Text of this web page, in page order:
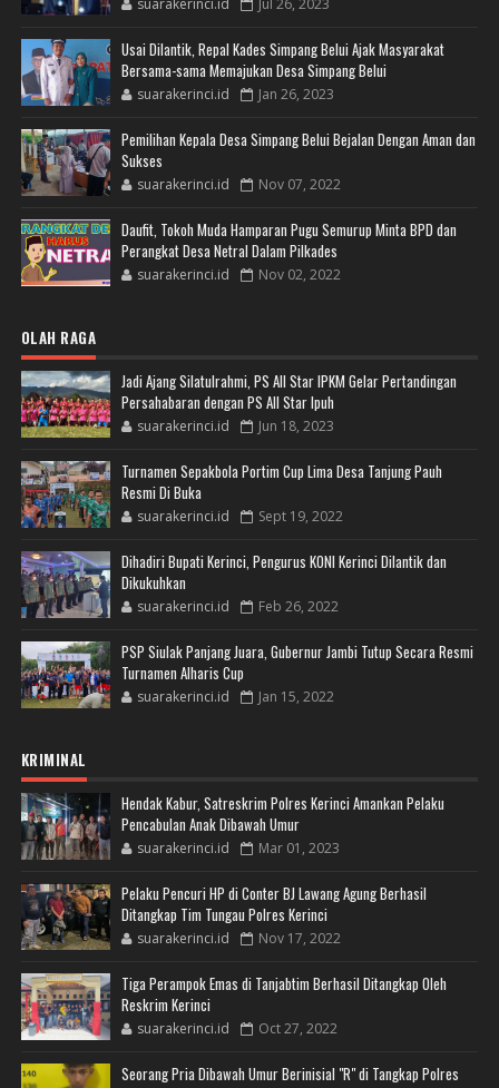
suarakerinci.id Jul 26, 2023
Usai Dilantik, Repal Kades Simpang Belui Ajak Masyarakat
Bersama-sama Memajukan Desa Simpang Belui
suarakerinci.id Jan 26, 2023
Pemilihan Kepala Desa Simpang Belui Bejalan Dengan Aman dan
Sukses
suarakerinci.id Nov 07, 2022
Daufit, Tokoh Muda Hamparan Pugu Semurup Minta BPD dan
Perangkat Desa Netral Dalam Pilkades
suarakerinci.id Nov 02, 2022
OLAH RAGA
Jadi Ajang Silatulrahmi, PS All Star IPKM Gelar Pertandingan
Persahabaran dengan PS All Star Ipuh
suarakerinci.id Jun 18, 2023
Turnamen Sepakbola Portim Cup Lima Desa Tanjung Pauh
Resmi Di Buka
suarakerinci.id Sept 19, 2022
Dihadiri Bupati Kerinci, Pengurus KONI Kerinci Dilantik dan
Dikukuhkan
suarakerinci.id Feb 26, 2022
PSP Siulak Panjang Juara, Gubernur Jambi Tutup Secara Resmi
Turnamen Alharis Cup
suarakerinci.id Jan 15, 2022
KRIMINAL
Hendak Kabur, Satreskrim Polres Kerinci Amankan Pelaku
Pencabulan Anak Dibawah Umur
suarakerinci.id Mar 01, 2023
Pelaku Pencuri HP di Conter BJ Lawang Agung Berhasil
Ditangkap Tim Tungau Polres Kerinci
suarakerinci.id Nov 17, 2022
Tiga Perampok Emas di Tanjabtim Berhasil Ditangkap Oleh
Reskrim Kerinci
suarakerinci.id Oct 27, 2022
Seorang Pria Dibawah Umur Berinisial "R" di Tangkap Polres